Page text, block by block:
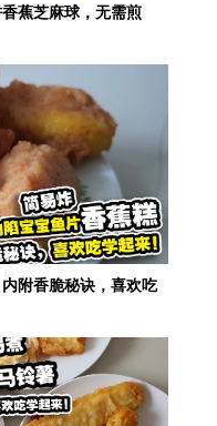
蕉芝麻球，无需煎
附香脆秘诀，喜欢吃